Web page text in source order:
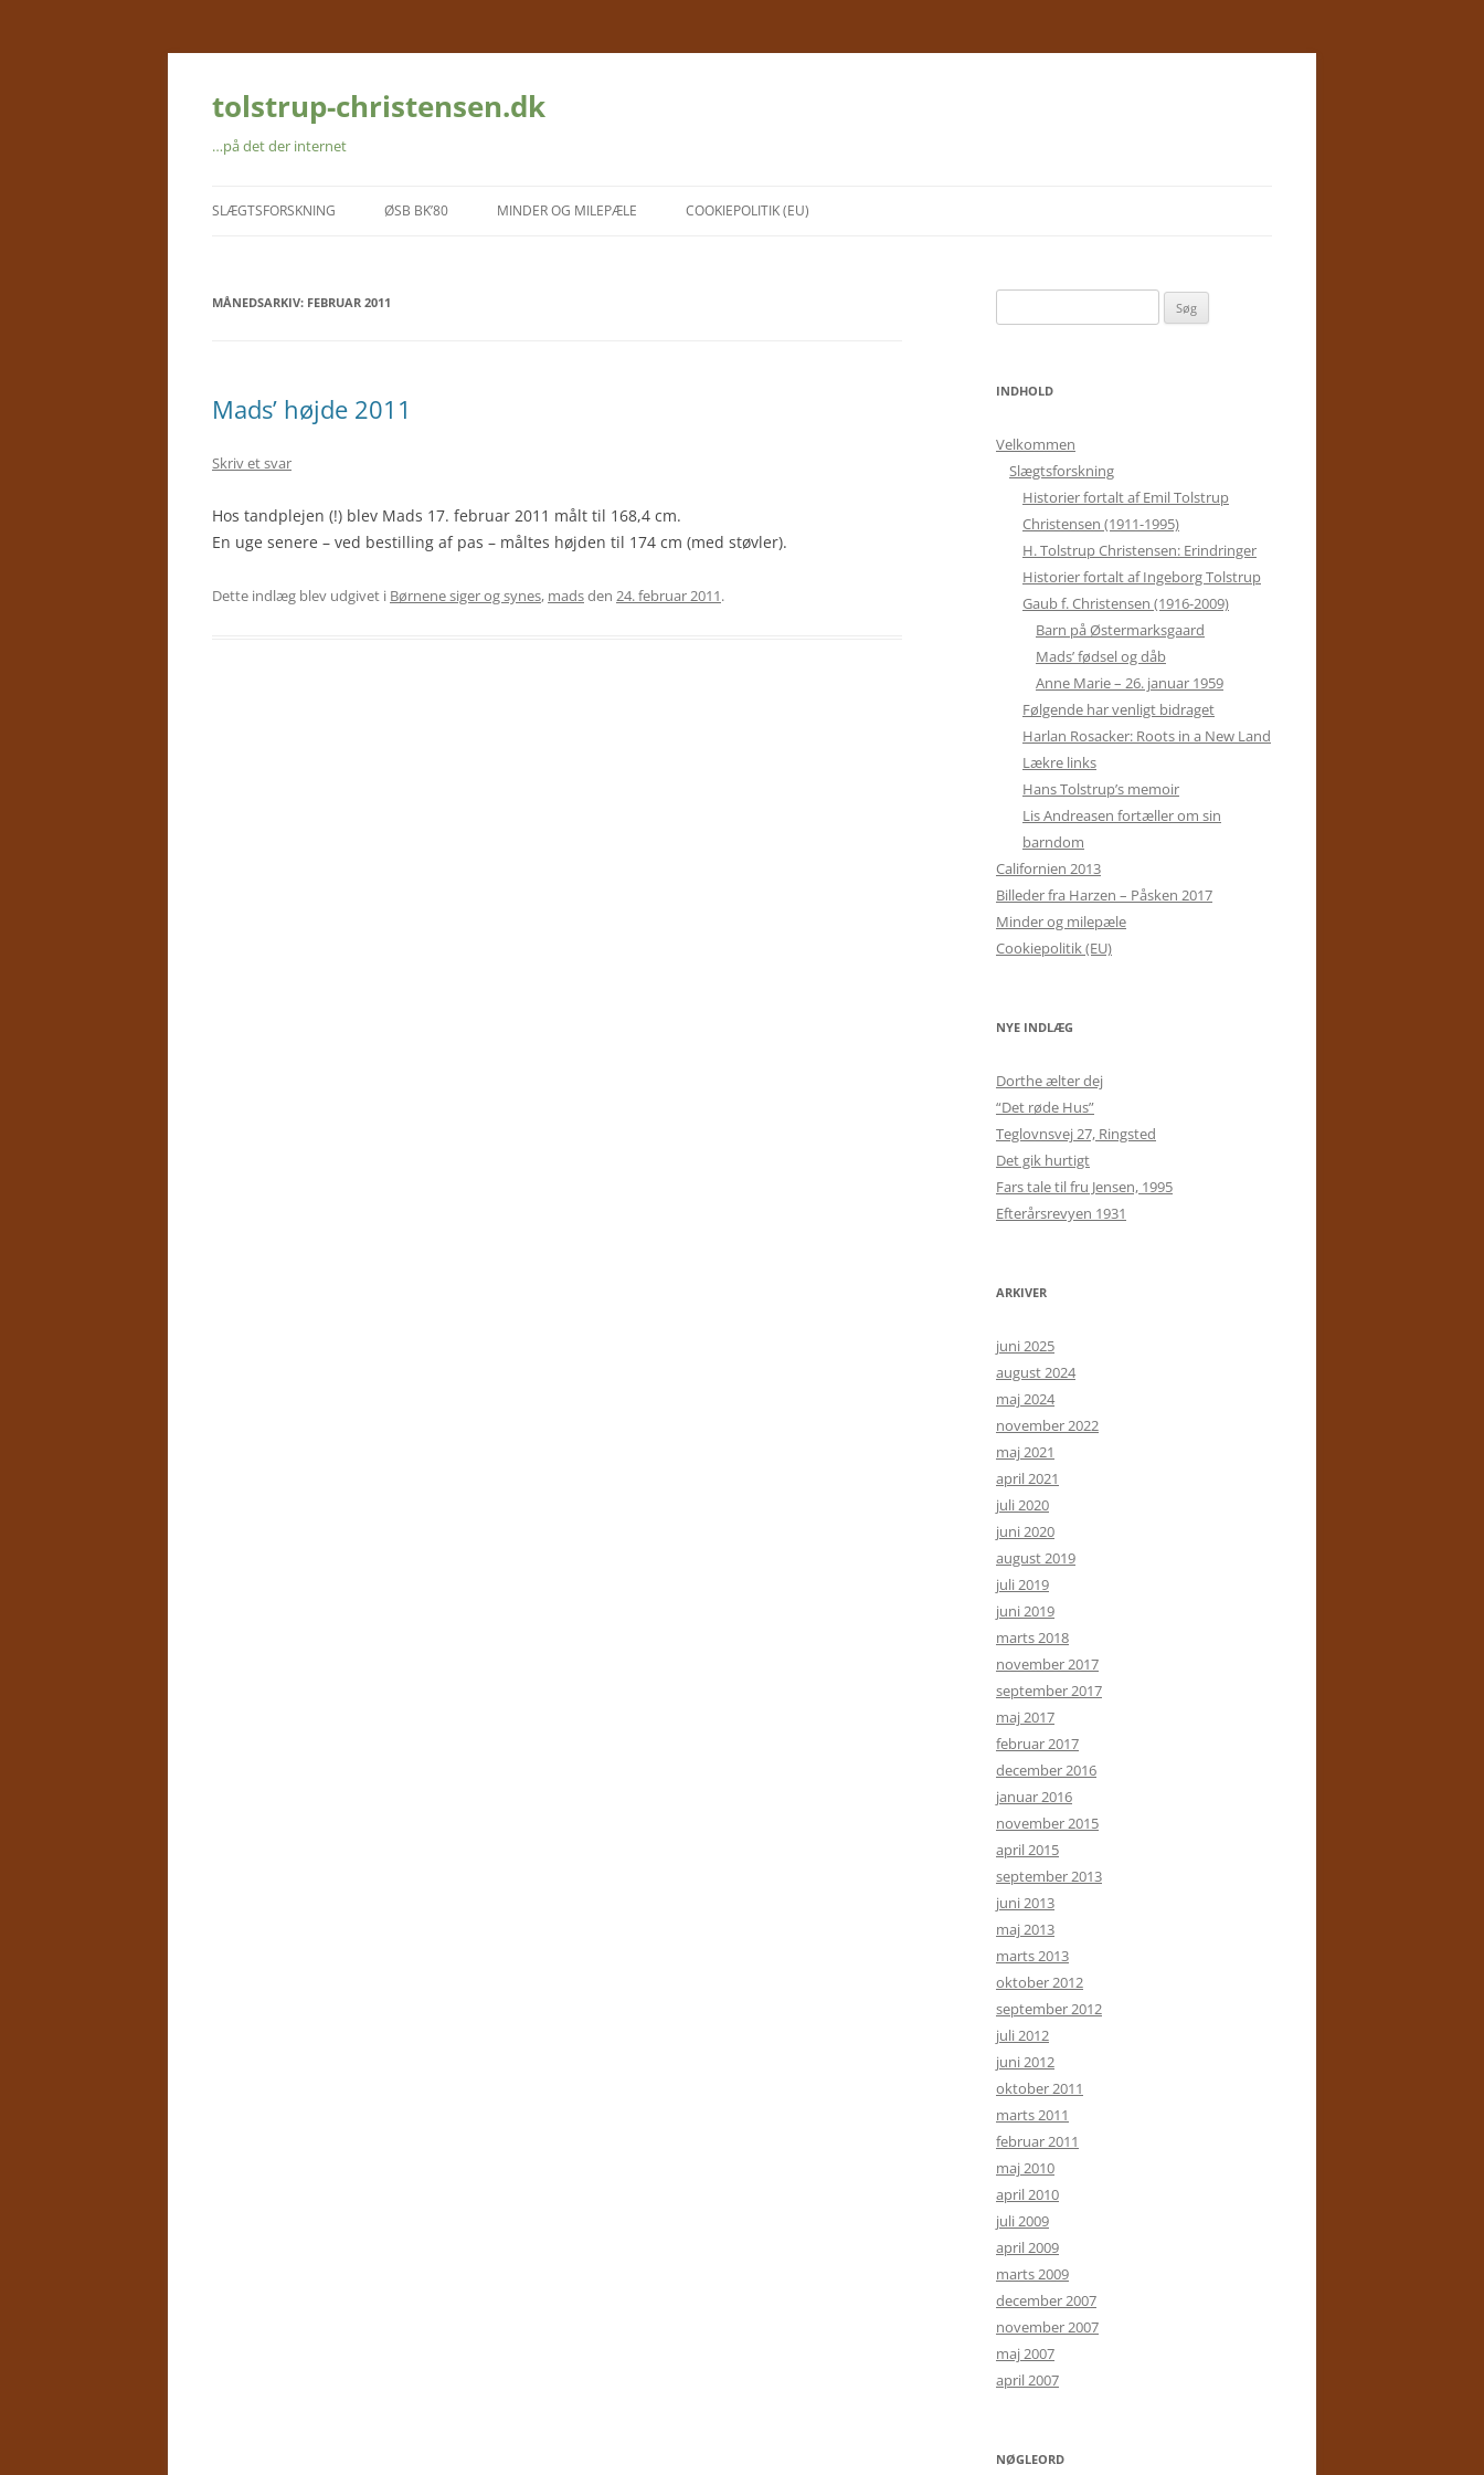
Hop
indhold
tolstrup-christensen.dk
…på det der internet
SLÆGTSFORSKNING
FARFAR FORTÆLLER
ØSB BK’80 MINDER OG MILEPÆLE COOKIEPOLITIK (EU)
MÅNEDSARKIV: FEBRUAR 2011
Mads’ højde 2011
Skriv et svar
Hos tandplejen (!) blev Mads 17. februar 2011 målt til 168,4 cm.
En uge senere – ved bestilling af pas – måltes højden til 174 cm (med støvler).
Dette indlæg blev udgivet i Børnene siger og synes, madsden 24. februar 2011.
efter:
INDHOLD
Velkommen
Slægtsforskning
Historier fortalt af Emil Tolstrup
Christensen (1911-1995)
H. Tolstrup Christensen: Erindringer
Historier fortalt af Ingeborg Tolstrup
Gaub f. Christensen (1916-2009)
Barn på Østermarksgaard
Mads’ fødsel og dåb
Anne Marie – 26. januar 1959
Følgende har venligt bidraget
Harlan Rosacker: Roots in a New Land
Lækre links
Hans Tolstrup’s memoir
Lis Andreasen fortæller om sin
barndom
Californien 2013
Billeder fra Harzen – Påsken 2017
Minder og milepæle
Cookiepolitik (EU)
NYE INDLÆG
Dorthe ælter dej
“Det røde Hus”
Teglovnsvej 27, Ringsted
Det gik hurtigt
Fars tale til fru Jensen, 1995
Efterårsrevyen 1931
ARKIVER
juni 2025
august 2024
maj 2024
november 2022
maj 2021
april 2021
juli 2020
juni 2020
august 2019
juli 2019
juni 2019
marts 2018
november 2017
september 2017
maj 2017
februar 2017
december 2016
januar 2016
november 2015
april 2015
september 2013
juni 2013
maj 2013
marts 2013
oktober 2012
september 2012
juli 2012
juni 2012
oktober 2011
marts 2011
februar 2011
maj 2010
april 2010
juli 2009
april 2009
marts 2009
december 2007
november 2007
maj 2007
april 2007
NØGLEORD